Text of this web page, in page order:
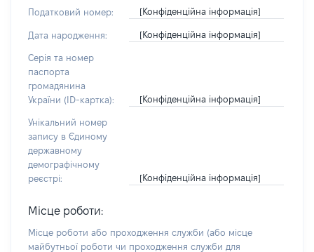
Податковий номер: [Конфіденційна інформація]
Дата народження: [Конфіденційна інформація]
Серія та номер
паспорта
громадянина
України (ID-картка):
[Конфіденційна інформація]
Унікальний номер
запису в Єдиному
державному
демографічному
реєстрі:
[Конфіденційна інформація]
Місце роботи:
Місце роботи або проходження служби (або місце
майбутньої роботи чи проходження служби для